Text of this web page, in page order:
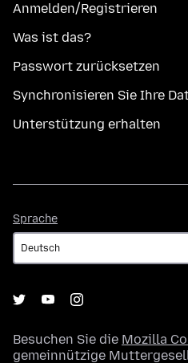
Anmelden/Registrieren
Was ist das?
Passwort zurücksetzen
Synchronisieren Sie Ihre
Unterstützung erhalten
Sprache
Besuchen Sie die Mozilla
gemeinnützige